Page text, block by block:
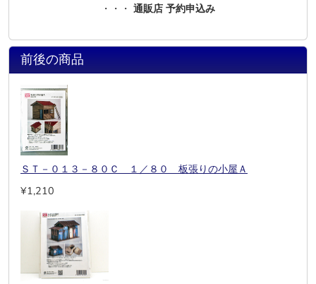
・・・ 通販店 予約申込み
前後の商品
ＳＴ－０１３－８０Ｃ １／８０ 板張りの小屋Ａ
¥1,210